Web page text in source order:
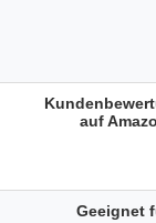
auf
Geeignet